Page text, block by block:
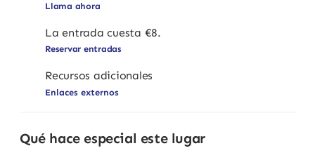
Llama ahora
La entrada cuesta €8.
Reservar entradas
Recursos adicionales
Enlaces externos
Qué hace especial este lugar